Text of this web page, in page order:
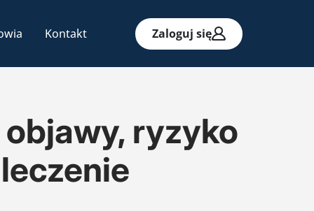
Kontakt Zaloguj się
ryzyko